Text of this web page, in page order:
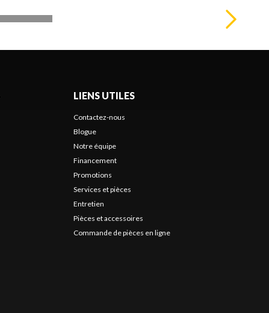
LIENS UTILES
Contactez-nous
Blogue
Notre équipe
Financement
Promotions
Services et pièces
Entretien
Pièces et accessoires
Commande de pièces en ligne